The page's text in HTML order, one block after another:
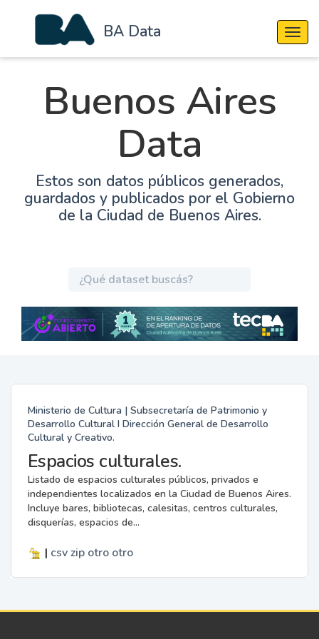
BA Data
Buenos Aires
Data
Estos son datos públicos generados,
guardados y publicados por el Gobierno
de la Ciudad de Buenos Aires.
Ministerio de Cultura | Subsecretaría de Patrimonio y
Desarrollo Cultural I Dirección General de Desarrollo
Cultural y Creativo.
Espacios culturales.
Listado de espacios culturales públicos, privados e
independientes localizados en la Ciudad de Buenos Aires.
Incluye bares, bibliotecas, calesitas, centros culturales,
disquerías, espacios de...
| csv zip otro otro